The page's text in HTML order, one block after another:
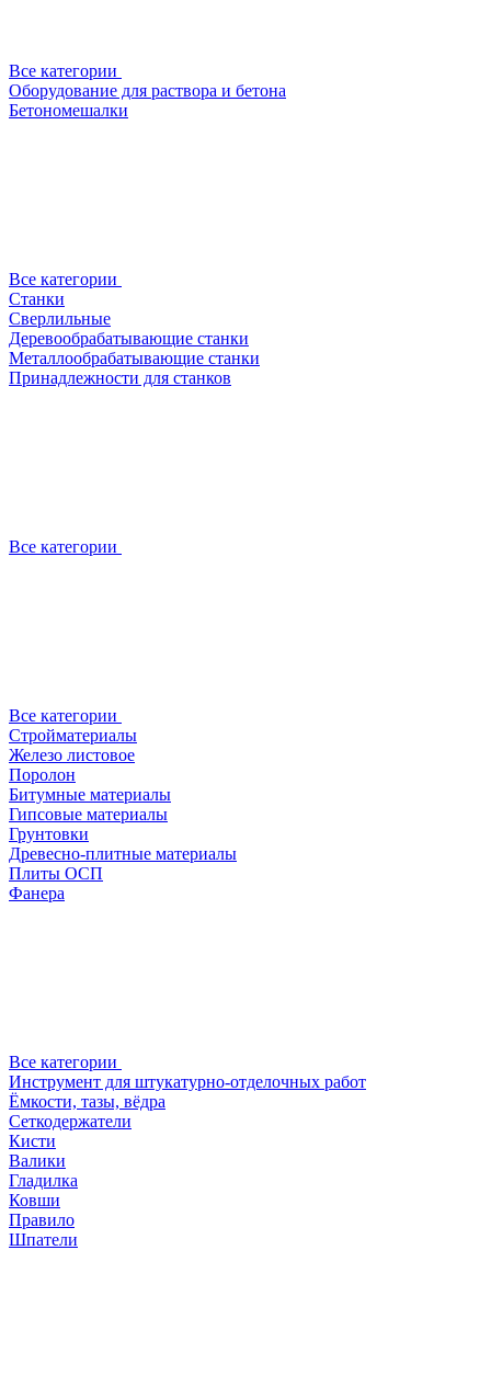
Все категории
Оборудование для раствора и бетона
Бетономешалки
Все категории
Станки
Сверлильные
Деревообрабатывающие станки
Металлообрабатывающие станки
Принадлежности для станков
Все категории
Все категории
Стройматериалы
Железо листовое
Поролон
Битумные материалы
Гипсовые материалы
Грунтовки
Древесно-плитные материалы
Плиты ОСП
Фанера
Все категории
Инструмент для штукатурно-отделочных работ
Ёмкости, тазы, вёдра
Сеткодержатели
Кисти
Валики
Гладилка
Ковши
Правило
Шпатели